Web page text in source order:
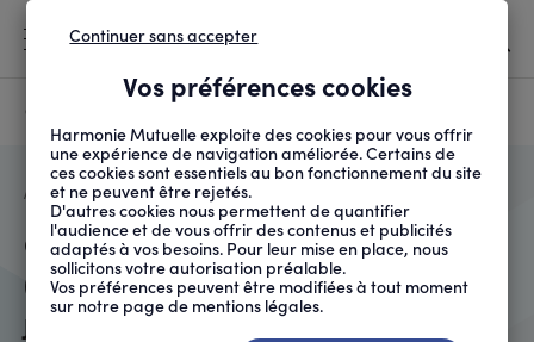
D'ARIANE
ACCUEIL QUI SOMMES-NOUS ? AUTEURS
Clémentine Delignières
(ANPM-France Mutualité)
Journaliste
Vos préférences cookies
Harmonie Mutuelle exploite des cookies pour vous offrir
une expérience de navigation améliorée. Certains de
ces cookies sont essentiels au bon fonctionnement du site
et ne peuvent être rejetés.
D'autres cookies nous permettent de quantifier
l'audience et de vous offrir des contenus et publicités
adaptés à vos besoins. Pour leur mise en place, nous
sollicitons votre autorisation préalable.
Vos préférences peuvent être modifiées à tout moment
sur notre page de mentions légales.
Continuer sans accepter